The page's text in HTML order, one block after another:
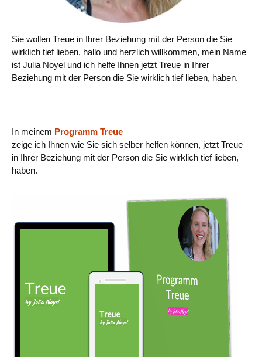
Sie wollen Treue in Ihrer Beziehung mit der Person die Sie
wirklich tief lieben, hallo und herzlich willkommen, mein Name
ist Julia Noyel und ich helfe Ihnen jetzt Treue in Ihrer
Beziehung mit der Person die Sie wirklich tief lieben, haben.
In meinem Programm Treue
zeige ich Ihnen wie Sie sich selber helfen können, jetzt Treue
in Ihrer Beziehung mit der Person die Sie wirklich tief lieben,
haben.